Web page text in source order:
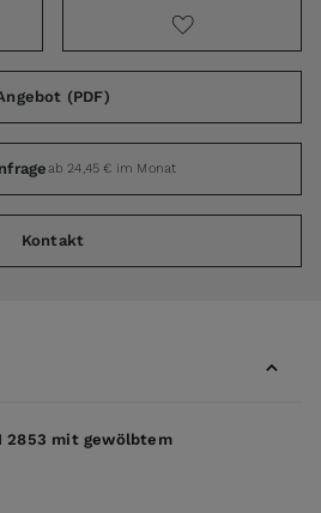
(PDF)
ab 24,45 € im Monat
Kontakt
2853 mit gewölbtem